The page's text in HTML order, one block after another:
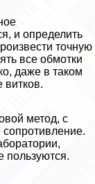
и определить
точную
все обмотки
даже в таком
витков.
метод, с
пользуются.